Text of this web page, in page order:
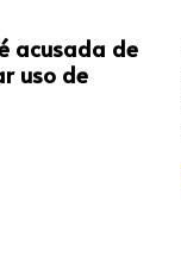
acusada de
uso de